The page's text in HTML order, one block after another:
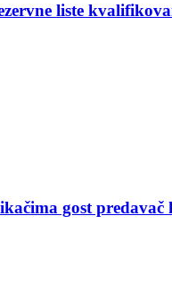
liste
gost predavač